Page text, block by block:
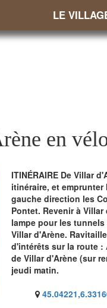
LE
en
ITINÉRAIRE De Villar
itinéraire, et
gauche direction les
Pontet. Revenir à
lampe pour les tunnels
Villar d'Arène.
d'intérêts sur la route :
de Villar d'Arène (sur
jeudi matin.